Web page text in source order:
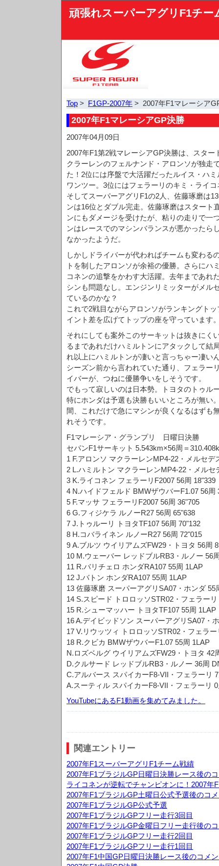
頑張れスーパーアグリF1チー
Top > F1GP-2007年 > 2007年F1マレーシア
2007年F1マレーシアGP決勝
2007年04月09日
2007年F1第2戦マレーシアGP決勝は、スタ
クラーレンのフェルナンド・アロンソが独走
た！2位には序盤で大活躍だったルイス・ハ
ワンツー。3位にはフェラーリのキミ・ライ
そしてスーパーアグリF1の2人、佐藤琢磨は
ンは16位とダブル完走。佐藤琢磨はスタート
ンにもダメージを受けたが、粘りの走りで一
ンはレースでのマシンバランスが悪かったら
なかったようだ。
しかしドライバーが代わればチームも変わる
トを制したアロンソが余裕の優勝。さらにハ
コネンの追撃をかわす大活躍。去年まであれ
シンも問題なし。エンジンリミッターがメル
ているのかな？
これで2戦目ながらアロンソがランキングト
イント差を広げてトップの座を守っています
それにしても案外このサーキットは抜きにく
るまであれだけハミルトンにアタックして結
れ以上にハミルトンが凄いと言っちゃー凄い
シーズン前から言われていた通り、フェラー
イバーが、つねに優勝争いをしそうです。
でもって寂しいのは日本勢。トヨタのトゥル
特にホンダは予選も決勝もいいところが無い
間、これだけで急にマシンが良くなるはずも
れそうです。
F1マレーシア・グランプリ 日曜日決勝
セパンF1サーキット 5.543km×56周＝
1 F.アロンソ マクラーレンMP4-22・メルセデ
2 L.ハミルトン マクラーレンMP4-22・メルセ
3 K.ライコネン フェラーリF2007 56周 18"339
4 N.ハイドフェルド BMWザウバーF1.07 56周
5 F.マッサ フェラーリF2007 56周 36"705
6 G.フィジケラ ルノーR27 56周 65"638
7 J.トゥルーリ トヨタTF107 56周 70"132
8 H.コバライネン ルノーR27 56周 72"015
9 A.ブルツ ウイリアムズFW29・トヨタ 56周
10 M.ウェーバー レッドブルRB3・ルノー 56
11 R.バリチェロ ホンダRA107 55周 1LAP
12 J.バトン ホンダRA107 55周 1LAP
13 佐藤琢磨 スーパーアグリSA07・ホンダ 55
14 S.スピード トロロッソSTR02・フェラー
15 R.シューマッハー トヨタTF107 55周 1LAP
16 A.デイビッドソン スーパーアグリSA07・
17 V.リウッツィ トロロッソSTR02・フェラ
18 R.クビカ BMWザウバーF1.07 55周 1LAP
N.ロズベルグ ウイリアムズFW29・トヨタ 42
D.クルサード レッドブルRB3・ルノー 36周
C.アルバース スパイカーF8-VII・フェラーリ
A.スーティル スパイカーF8-VII・フェラーリ
YouTubeにあるF1動画を集めてみました。
関連エントリー
2007年F1スーパーアグリF1チーム戦績
2007年F1ブラジルGP日曜日決勝レース後の
ライコネンが逆転でチャンピオンに！2007年
2007年F1ブラジルGP土曜日公式予選後のコ
2007年F1ブラジルGP公式予選
2007年F1ブラジルGPフリー走行3回目
2007年F1ブラジルGP金曜日フリー走行後の
2007年F1ブラジルGPフリー走行2回目
2007年F1ブラジルGPフリー走行1回目
2007年F1中国GP日曜日決勝レース後のコメ